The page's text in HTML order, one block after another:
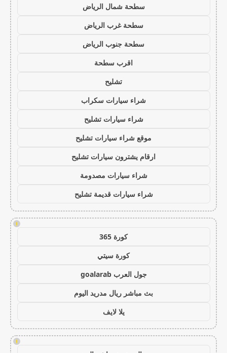
سطحة شمال الرياض
سطحة غرب الرياض
سطحة جنوب الرياض
اقرب سطحة
تشليح
شراء سيارات سكراب
شراء سيارات تشليح
موقع شراء سيارات تشليح
ارقام يشترون سيارات تشليح
شراء سيارات مصدومة
شراء سيارات قديمة تشليح
!
كورة 365
كورة سيتي
جول العرب goalarab
بث مباشر ريال مدريد اليوم
يلا لايف
!